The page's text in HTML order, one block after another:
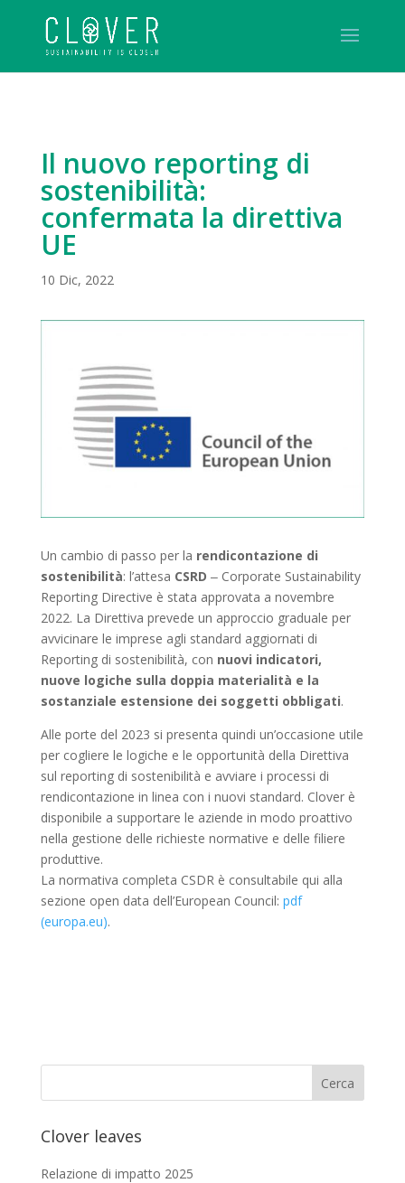
Il nuovo reporting di
sostenibilità:
confermata la direttiva
UE
10 Dic, 2022
Un cambio di passo per la rendicontazione di
sostenibilità: l’attesa CSRD ‒ Corporate Sustainability
Reporting Directive è stata approvata a novembre
2022. La Direttiva prevede un approccio graduale per
avvicinare le imprese agli standard aggiornati di
Reporting di sostenibilità, con nuovi indicatori,
nuove logiche sulla doppia materialità e la
sostanziale estensione dei soggetti obbligati.
Alle porte del 2023 si presenta quindi un’occasione utile
per cogliere le logiche e le opportunità della Direttiva
sul reporting di sostenibilità e avviare i processi di
rendicontazione in linea con i nuovi standard. Clover è
disponibile a supportare le aziende in modo proattivo
nella gestione delle richieste normative e delle filiere
produttive.
La normativa completa CSDR è consultabile qui alla
sezione open data dell’European Council: pdf
(europa.eu).
Clover leaves
Relazione di impatto 2025